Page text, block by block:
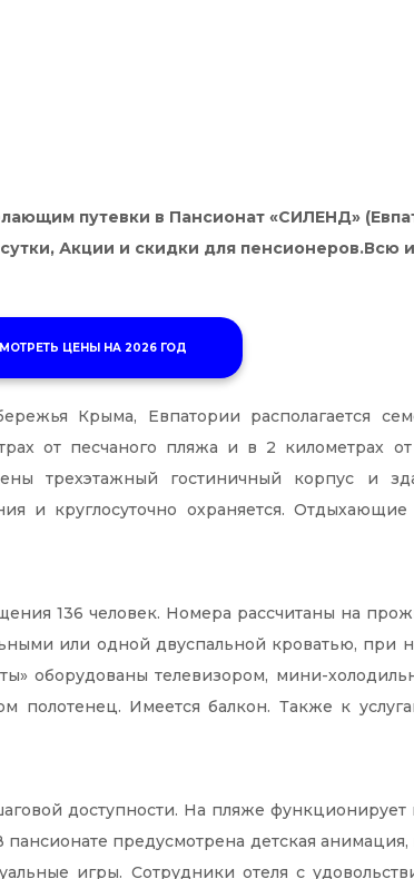
путевки в Пансионат «СИЛЕНД»
Акции и скидки для
ЦЕНЫ НА 2026 ГОД
Крыма, Евпатории располагается
от песчаного пляжа и в 2 километрах
трехэтажный гостиничный корпус и
и круглосуточно охраняется.
136 человек. Номера рассчитаны на
или одной двуспальной кроватью, при
оборудованы телевизором, мини-
полотенец. Имеется балкон. Также к
доступности. На пляже функционирует
предусмотрена детская
игры. Сотрудники отеля с